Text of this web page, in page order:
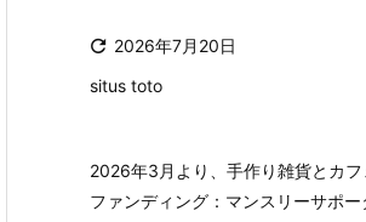
 2026年7月20日
situs toto
2026年3月より、手作り雑貨とカ
ファンディング：マンスリーサポー